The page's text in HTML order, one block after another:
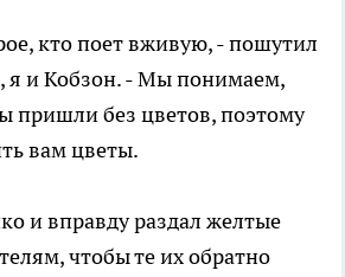
кто поет вживую, - пошутил
я и Кобзон. - Мы понимаем,
пришли без цветов, поэтому
вам цветы.
и вправду раздал желтые
чтобы те их обратно